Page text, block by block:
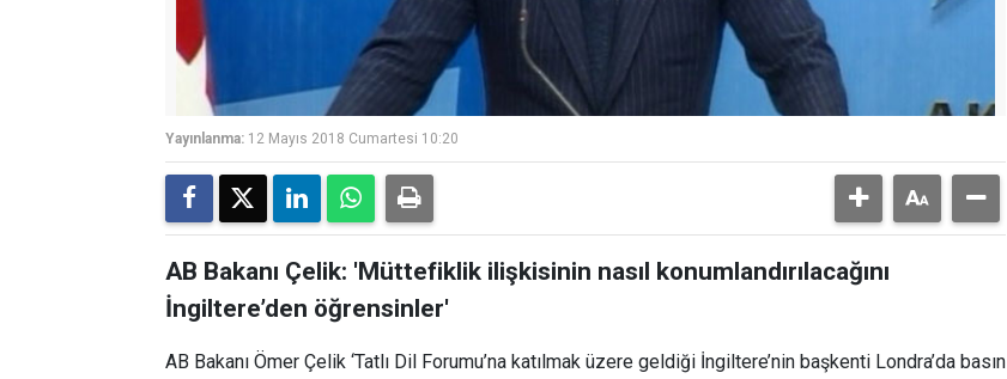
Yayınlanma: 12 Mayıs 2018 Cumartesi 10:20
AB Bakanı Çelik: 'Müttefiklik ilişkisinin nasıl konumlandırılacağını
İngiltere’den öğrensinler'
AB Bakanı Ömer Çelik ‘Tatlı Dil Forumu’na katılmak üzere geldiği İngiltere’nin başkenti Londra’da basın